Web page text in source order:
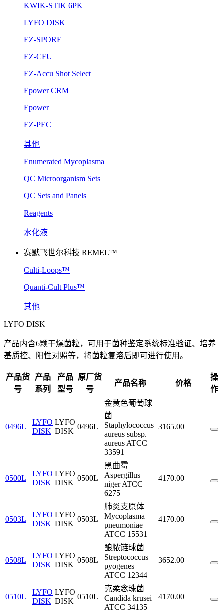
KWIK-STIK 6PK
LYFO DISK
EZ-SPORE
EZ-CFU
EZ-Accu Shot Select
Epower CRM
Epower
EZ-PEC
其他
Enumerated Mycoplasma
QC Microorganism Sets
QC Sets and Panels
Reagents
水化液
赛默飞世尔科技 REMEL™
Culti-Loops™
Quanti-Cult Plus™
其他
LYFO DISK
产品内含6颗干燥菌粒，可用于菌种鉴定系统标准验证、培养
基质控、阳性对照等，将菌粒复溶后即可进行使用。
产品货
号
产品
系列
产品
型号
原厂货
号
产品名称 价格
操
作
0496L
LYFO
DISK
LYFO
DISK
0496L
金黄色葡萄球
菌
Staphylococcus
aureus subsp.
aureus ATCC
33591
3165.00
0500L
LYFO
DISK
LYFO
DISK
0500L
黑曲霉
Aspergillus
niger ATCC
6275
4170.00
0503L
LYFO
DISK
LYFO
DISK
0503L
肺炎支原体
Mycoplasma
pneumoniae
ATCC 15531
4170.00
0508L
LYFO
DISK
LYFO
DISK
0508L
酿脓链球菌
Streptococcus
pyogenes
ATCC 12344
3652.00
0510L
LYFO
DISK
LYFO
DISK
0510L
克柔念珠菌
Candida krusei
ATCC 34135
4170.00